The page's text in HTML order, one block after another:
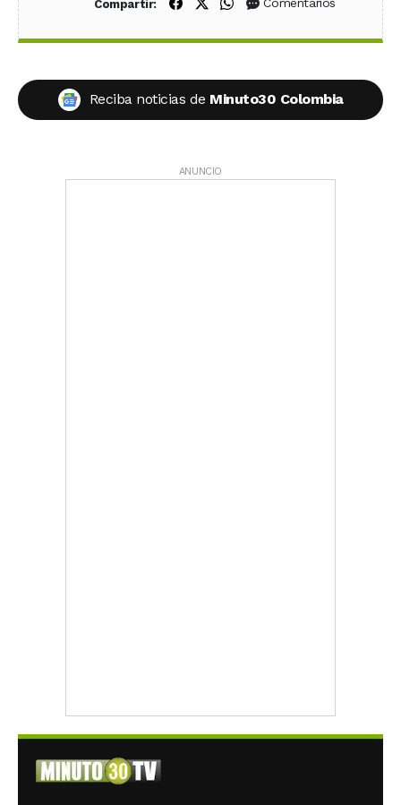
Compartir: Comentarios
Reciba noticias de Minuto30 Colombia
ANUNCIO